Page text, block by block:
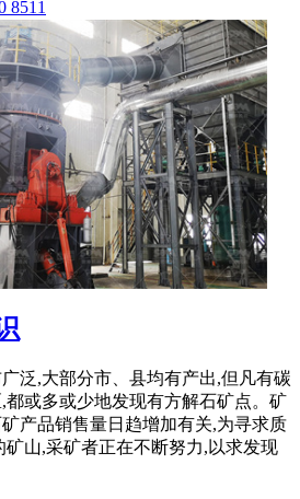
8511
泛,大部分市、县均有产出,但凡有碳
都或多或少地发现有方解石矿点。矿
产品销售量日趋增加有关,为寻求质
矿山,采矿者正在不断努力,以求发现